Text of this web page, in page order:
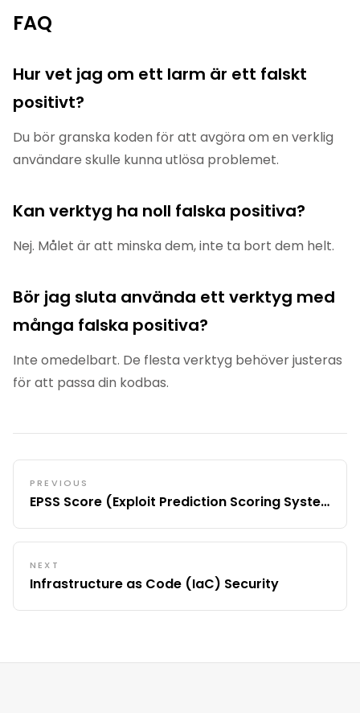
FAQ
Hur vet jag om ett larm är ett falskt
positivt?
Du bör granska koden för att avgöra om en verklig
användare skulle kunna utlösa problemet.
Kan verktyg ha noll falska positiva?
Nej. Målet är att minska dem, inte ta bort dem helt.
Bör jag sluta använda ett verktyg med
många falska positiva?
Inte omedelbart. De flesta verktyg behöver justeras
för att passa din kodbas.
PREVIOUS
EPSS Score (Exploit Prediction Scoring System)
NEXT
Infrastructure as Code (IaC) Security